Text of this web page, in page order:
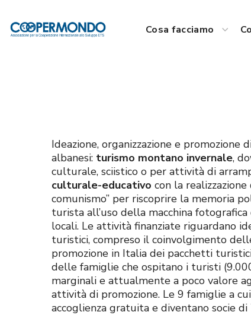
Cosa facciamo
Ideazione, organizzazione e
albanesi: turismo montano invernale,
culturale, sciistico o per attività di
culturale-educativo con la
comunismo” per riscoprire la memoria
turista all’uso della macchina
locali. Le attività finanziate riguardano
turistici, compreso il coinvolgimento
promozione in Italia dei pacchetti
delle famiglie che ospitano i turisti
marginali e attualmente a poco valore
attività di promozione. Le 9 famiglie a
accoglienza gratuita e diventano socie